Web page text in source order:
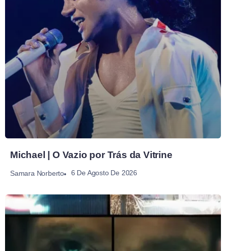
Michael | O Vazio por Trás da Vitrine
Samara Norberto 6 De Agosto De 2026